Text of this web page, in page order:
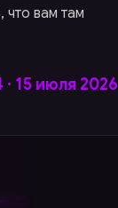
вам там
· 15 июля 2026